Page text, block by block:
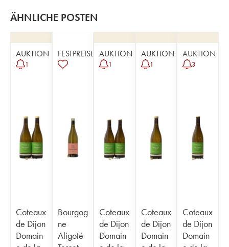
ÄHNLICHE POSTEN
AUKTION
1
Coteaux
de Dijon
Domain
FESTPREISE
Bourgog
ne
Aligoté
AUKTION
1
Coteaux
de Dijon
Domain
AUKTION
1
Coteaux
de Dijon
Domain
AUKTION
3
Coteaux
de Dijon
Domain